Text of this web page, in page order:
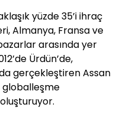
yüzde 35’i ihraç
Almanya, Fransa ve
arasında yer
Ürdün’de,
gerçekleştiren Assan
globalleşme